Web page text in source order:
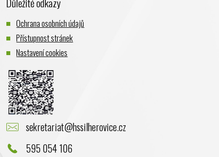
Červen 2023
Květen 2023
Duben 2023
Březen 2023
Únor 2023
Leden 2023
Prosinec 2022
Listopad 2022
Ochrana osobních údajů
Přístupnost stránek
Nastavení cookies
sekretariat@hssilherovice.cz
595 054 106